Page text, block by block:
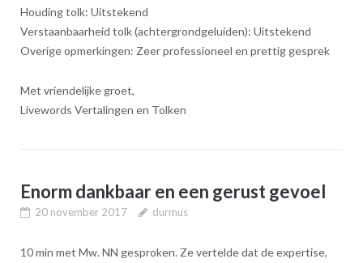
Houding tolk: Uitstekend
Verstaanbaarheid tolk (achtergrondgeluiden): Uitstekend
Overige opmerkingen: Zeer professioneel en prettig gesprek
Met vriendelijke groet,
Livewords Vertalingen en Tolken
Enorm dankbaar en een gerust gevoel
20 november 2017 durmus
10 min met Mw. NN gesproken. Ze vertelde dat de expertise,